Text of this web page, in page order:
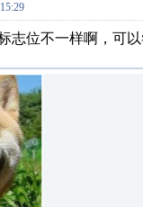
志位不一样啊，可以